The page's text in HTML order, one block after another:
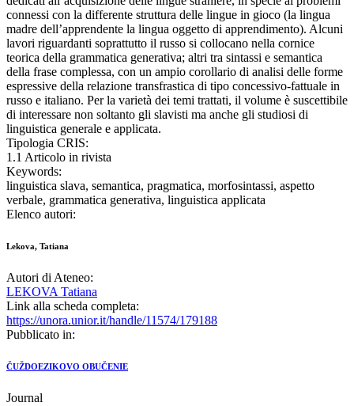
connessi con la differente struttura delle lingue in gioco (la lingua
madre dell’apprendente la lingua oggetto di apprendimento). Alcuni
lavori riguardanti soprattutto il russo si collocano nella cornice
teorica della grammatica generativa; altri tra sintassi e semantica
della frase complessa, con un ampio corollario di analisi delle forme
espressive della relazione transfrastica di tipo concessivo-fattuale in
russo e italiano. Per la varietà dei temi trattati, il volume è suscettibile
di interessare non soltanto gli slavisti ma anche gli studiosi di
linguistica generale e applicata.
Tipologia CRIS:
1.1 Articolo in rivista
Keywords:
linguistica slava, semantica, pragmatica, morfosintassi, aspetto
verbale, grammatica generativa, linguistica applicata
Elenco autori:
Lekova, Tatiana
Autori di Ateneo:
LEKOVA Tatiana
Link alla scheda completa:
https://unora.unior.it/handle/11574/179188
Pubblicato in:
ČUŽDOEZIKOVO OBUČENIE
Journal